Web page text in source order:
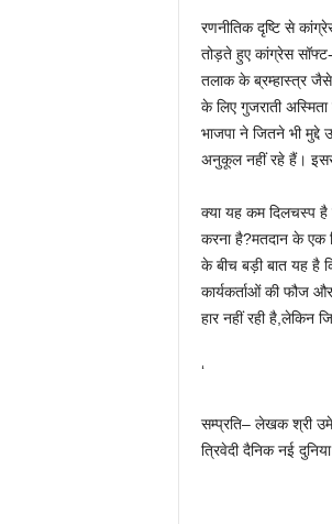
रणनीतिक दृष्टि से
तोड़ते हुए कांग्रेस
तलाक के ब्रम्हास्त्र
के लिए गुजराती
भाजपा ने जितने भी मुद्दे
अनुकूल नहीं रहे हैं।
क्या यह कम दिलचस्प है
करना है?मतदान के एक
के बीच बड़ी बात यह है
कार्यकर्ताओं की फौज
हार नहीं रही है,लेकिन
‘
सम्प्रति– लेखक श्री
त्रिवेदी दैनिक नई